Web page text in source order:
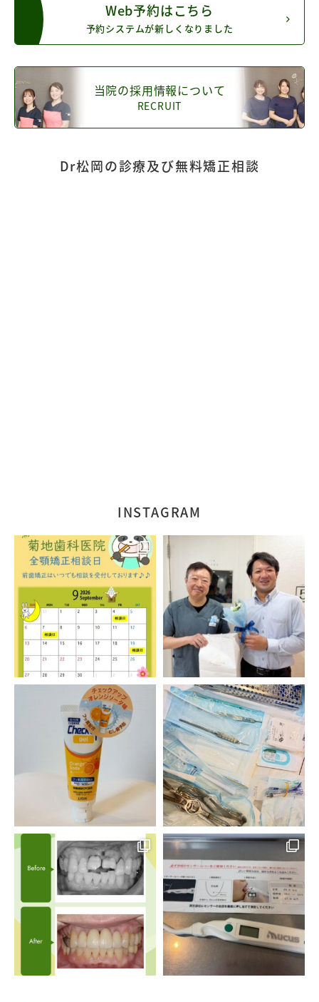
Web予約はこちら
予約システムが新しくなりました
当院の採用情報について
RECRUIT
Dr松岡の診療及び無料矯正相談
INSTAGRAM